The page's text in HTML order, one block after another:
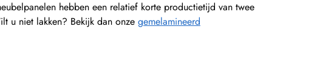
hebben een relatief korte productietijd van twee
u niet lakken? Bekijk dan onze gemelamineerd